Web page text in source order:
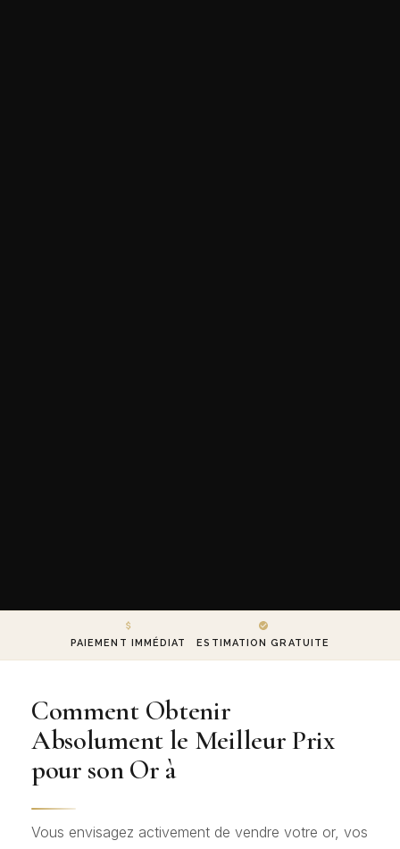
PAIEMENT IMMÉDIAT ESTIMATION GRATUITE
Comment Obtenir
Absolument le Meilleur Prix
pour son Or à
Vous envisagez activement de vendre votre or, vos